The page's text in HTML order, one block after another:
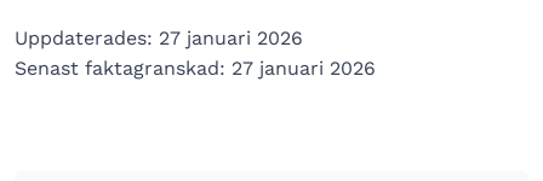
Uppdaterades: 27 januari 2026
Senast faktagranskad: 27 januari 2026